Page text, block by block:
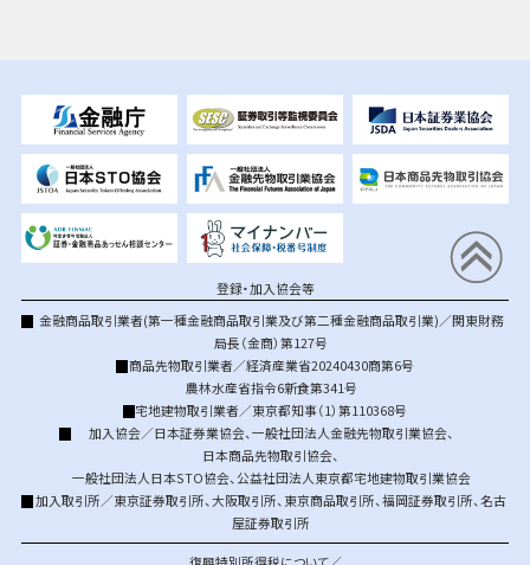
登録・加入協会等
金融商品取引業者(第一種金融商品取引業及び第二種金融商品取引業)／関東財務
局長（金商）第127号
商品先物取引業者／経済産業省20240430商第6号
農林水産省指令6新食第341号
宅地建物取引業者／東京都知事（1）第110368号
加入協会／日本証券業協会、一般社団法人金融先物取引業協会、
日本商品先物取引協会、
一般社団法人日本STO協会、公益社団法人東京都宅地建物取引業協会
加入取引所／東京証券取引所、大阪取引所、 東京商品取引所、福岡証券取引所、名古
屋証券取引所